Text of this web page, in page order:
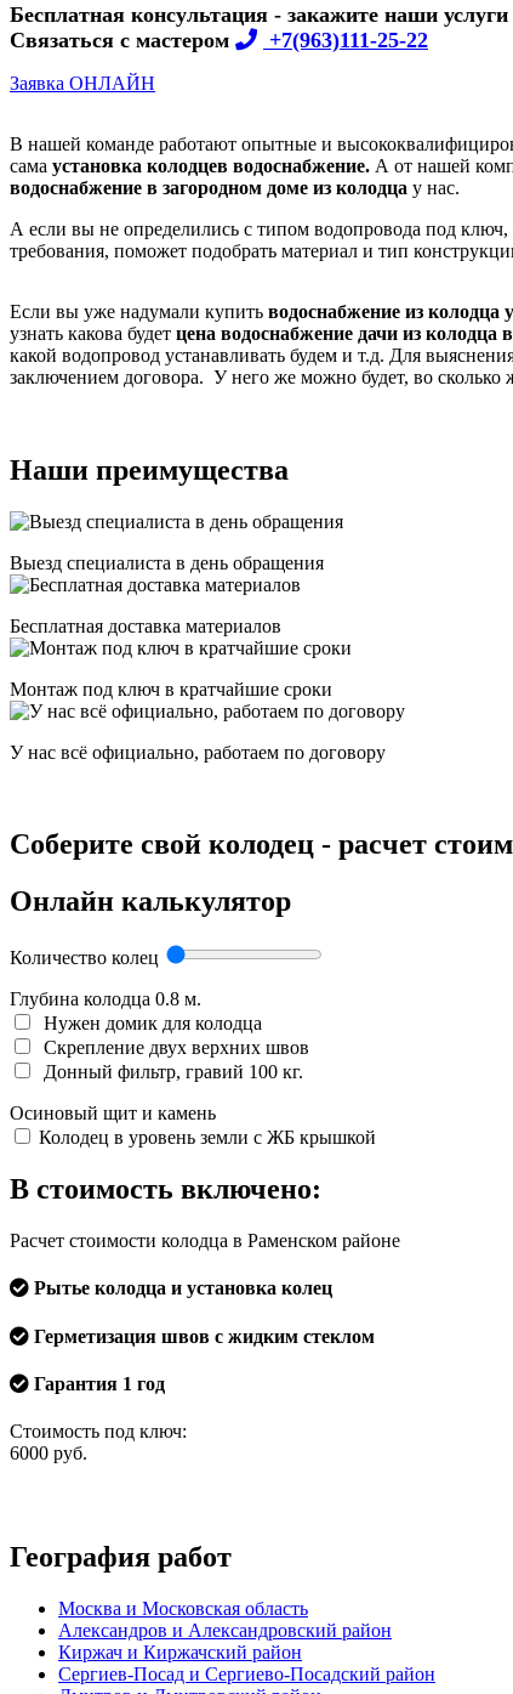
Бесплатная консультация - закажите наши
Связаться с мастером
+7(963)111-25-22
Заявка ОНЛАЙН
В нашей команде работают опытные и
сама установка колодцев водоснабжение. А от нашей
водоснабжение в загородном доме из колодца у нас.
А если вы не определились с типом водопровода под
требования, поможет подобрать материал и тип
Если вы уже надумали купить водоснабжение из колодца
узнать какова будет цена водоснабжение дачи из колодца
какой водопровод устанавливать будем и т.д. Для
заключением договора. У него же можно будет, во сколько
Наши преимущества
Выезд специалиста в день обращения
Бесплатная доставка материалов
Монтаж под ключ в кратчайшие сроки
У нас всё официально, работаем по договору
Соберите свой колодец - расчет
Онлайн калькулятор
Количество колец
Глубина колодца 0.8 м.
Нужен домик для колодца
Скрепление двух верхних швов
Донный фильтр, гравий 100 кг.
Осиновый щит и камень
Колодец в уровень земли с ЖБ крышкой
В стоимость включено:
Расчет стоимости колодца в Раменском районе
Рытье колодца и установка колец
Герметизация швов с жидким стеклом
Гарантия 1 год
Стоимость под ключ:
6000 руб.
География работ
Москва и Московская область
Александров и Александровский район
Киржач и Киржачский район
Сергиев-Посад и Сергиево-Посадский район